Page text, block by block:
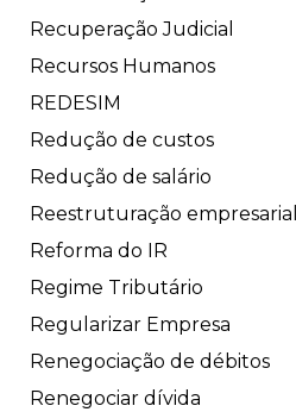
Recuperação Judicial
Recursos Humanos
REDESIM
Redução de custos
Redução de salário
Reestruturação empresarial
Reforma do IR
Regime Tributário
Regularizar Empresa
Renegociação de débitos
Renegociar dívida